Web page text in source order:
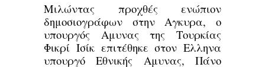
Μιλώντας προχθές ενώπιον
δημοσιογράφων στην Αγκυρα, ο
υπουργός Αμυνας της Τουρκίας
Φικρί Ισίκ επιτέθηκε στον Ελληνα
υπουργό Εθνικής Αμυνας, Πάνο